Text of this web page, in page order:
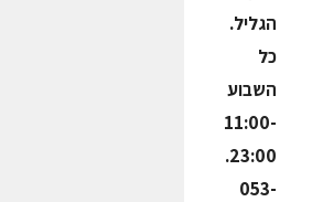
הגליל.
כל
השבוע
11:00-
23:00.
053-